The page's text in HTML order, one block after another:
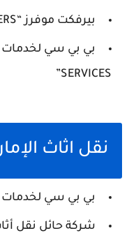
بيرفكت موفرز “PERFECT MOVERS”
SERVICES”
نقل اثاث
بي بي سي
شركة حائل نقل